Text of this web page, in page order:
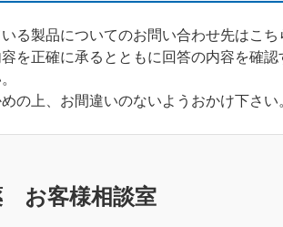
る製品についてのお問い合わせ先はこち
を正確に承るとともに回答の内容を確
の上、お間違いのないようおかけ下さい
お客様相談室